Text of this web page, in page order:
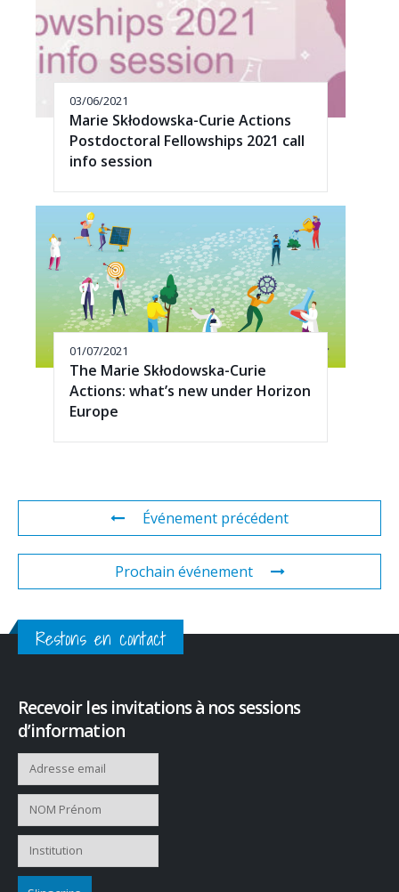
03/06/2021
Marie Skłodowska-Curie Actions
Postdoctoral Fellowships 2021 call
info session
01/07/2021
The Marie Skłodowska-Curie
Actions: what’s new under Horizon
Europe
Événement précédent
Prochain événement
Restons en contact
Recevoir les invitations à nos sessions
d’information